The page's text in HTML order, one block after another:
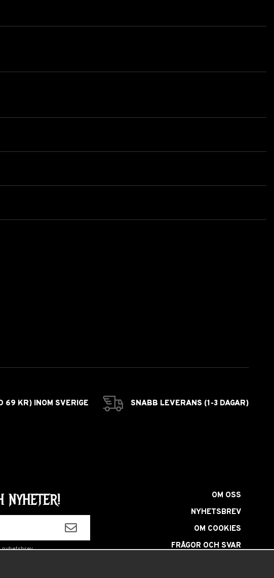
69 KR) INOM SVERIGE SNABB LEVERANS (1-3 DAGAR)
NYHETER!
OM OSS
NYHETSBREV
OM COOKIES
FRÅGOR OCH SVAR